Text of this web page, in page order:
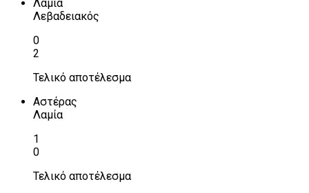
Λαμία
Λεβαδειακός
0
2
Τελικό αποτέλεσμα
Αστέρας
Λαμία
1
0
Τελικό αποτέλεσμα